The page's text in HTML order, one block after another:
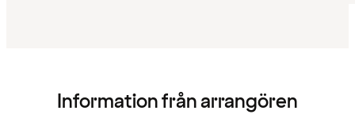
Information från arrangören